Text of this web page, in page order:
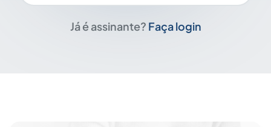
Já é assinante? Faça login